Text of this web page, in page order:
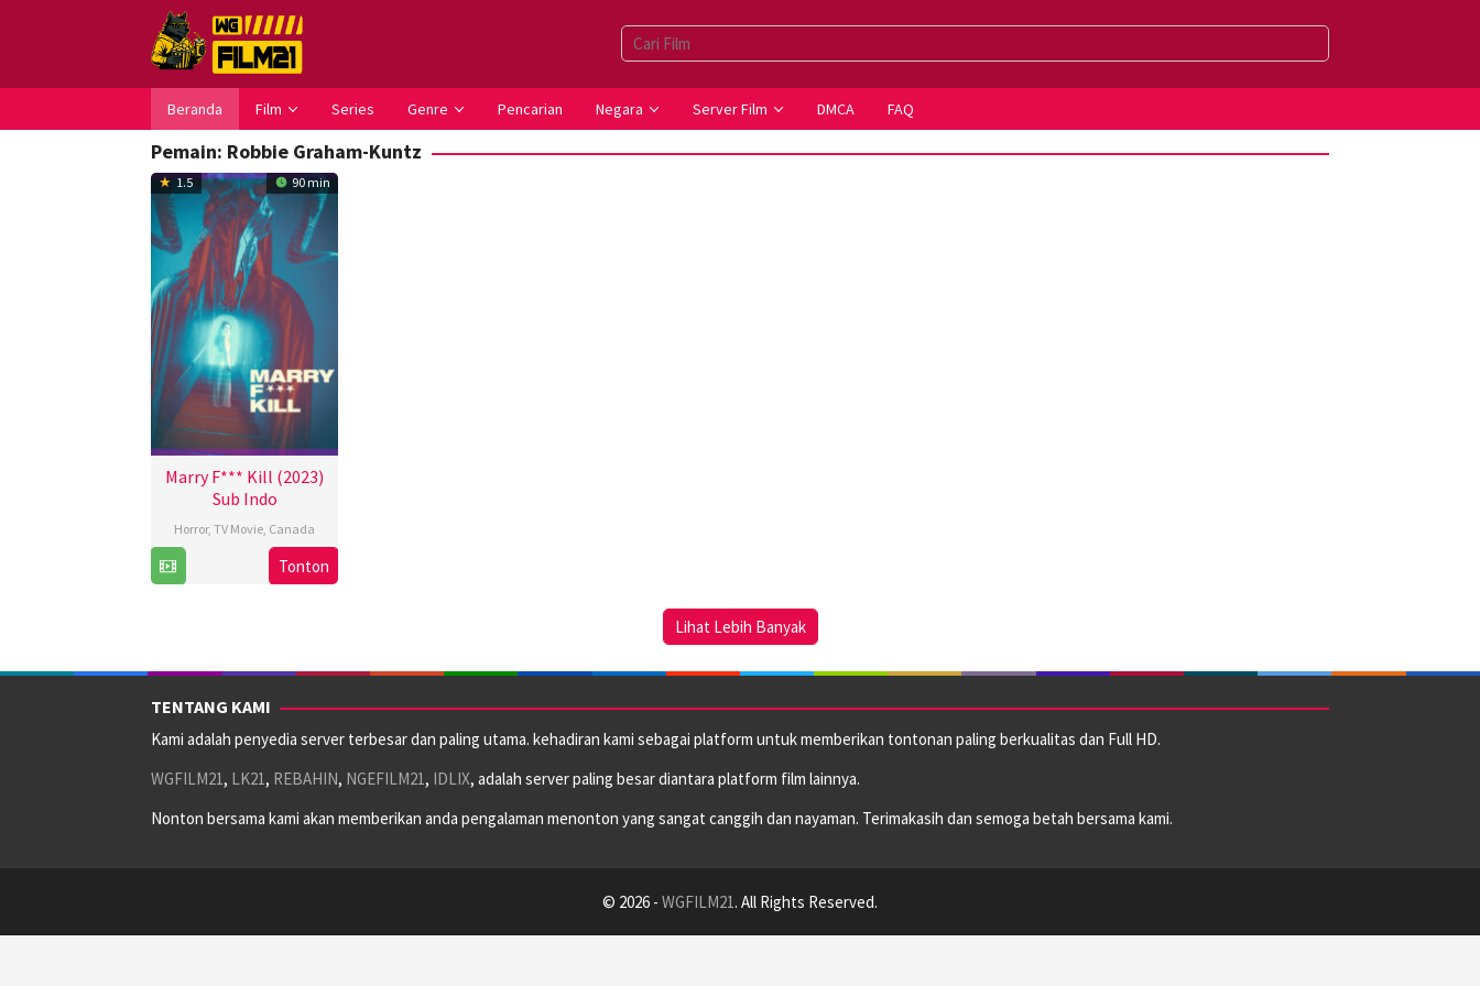
Beranda Film Series Genre Pencarian Negara Server Film DMCA FAQ
Pemain: Robbie Graham-Kuntz
1.5 90 min
Marry F*** Kill (2023)
Sub Indo
Horror, TV Movie, Canada
Caroline
Labrèche
Tonton
Lihat Lebih Banyak
TENTANG KAMI
Kami adalah penyedia server terbesar dan paling utama. kehadiran kami sebagai platform untuk memberikan tontonan paling berkualitas dan Full HD.
WGFILM21, LK21, REBAHIN, NGEFILM21, IDLIX, adalah server paling besar diantara platform film lainnya.
Nonton bersama kami akan memberikan anda pengalaman menonton yang sangat canggih dan nayaman. Terimakasih dan semoga betah bersama kami.
© 2026 - WGFILM21. All Rights Reserved.